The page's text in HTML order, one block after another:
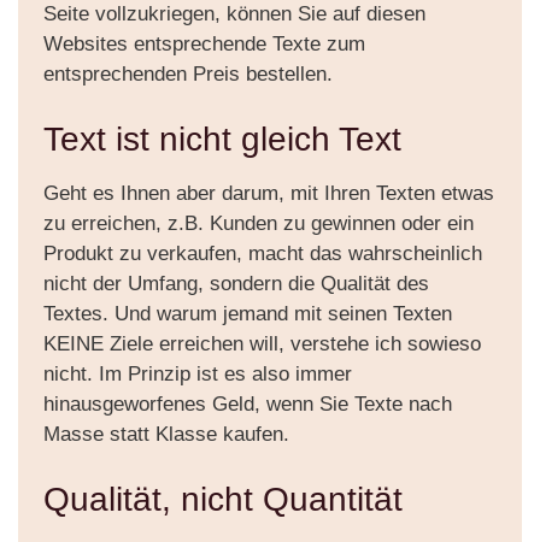
Seite vollzukriegen, können Sie auf diesen
Websites entsprechende Texte zum
entsprechenden Preis bestellen.
Text ist nicht gleich Text
Geht es Ihnen aber darum, mit Ihren Texten etwas
zu erreichen, z.B. Kunden zu gewinnen oder ein
Produkt zu verkaufen, macht das wahrscheinlich
nicht der Umfang, sondern die Qualität des
Textes. Und warum jemand mit seinen Texten
KEINE Ziele erreichen will, verstehe ich sowieso
nicht. Im Prinzip ist es also immer
hinausgeworfenes Geld, wenn Sie Texte nach
Masse statt Klasse kaufen.
Qualität, nicht Quantität